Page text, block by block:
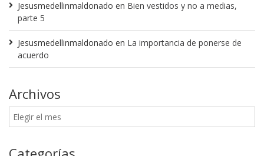
Jesusmedellinmaldonado en Bien vestidos y no a medias,
parte 5
Jesusmedellinmaldonado en La importancia de ponerse de
acuerdo
Archivos